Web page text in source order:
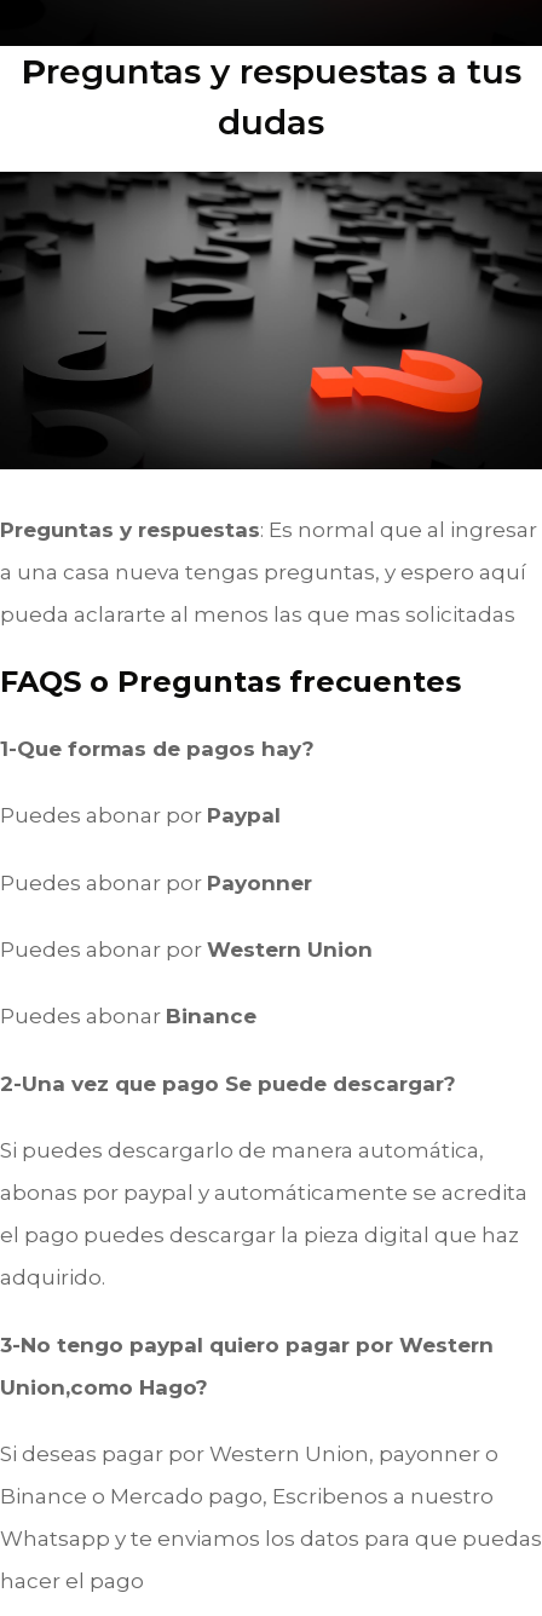
Preguntas y respuestas a tus
dudas
Preguntas y respuestas: Es normal que al ingresar
a una casa nueva tengas preguntas, y espero aquí
pueda aclararte al menos las que mas solicitadas
FAQS o Preguntas frecuentes
1-Que formas de pagos hay?
Puedes abonar por Paypal
Puedes abonar por Payonner
Puedes abonar por Western Union
Puedes abonar Binance
2-Una vez que pago Se puede descargar?
Si puedes descargarlo de manera automática,
abonas por paypal y automáticamente se acredita
el pago puedes descargar la pieza digital que haz
adquirido.
3-No tengo paypal quiero pagar por Western
Union,como Hago?
Si deseas pagar por Western Union, payonner o
Binance o Mercado pago, Escribenos a nuestro
Whatsapp y te enviamos los datos para que puedas
hacer el pago